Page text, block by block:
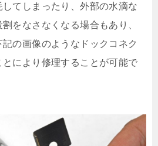
てしまったり、外部の水滴な
をなさなくなる場合もあり、
の画像のようなドックコネク
により修理することが可能で